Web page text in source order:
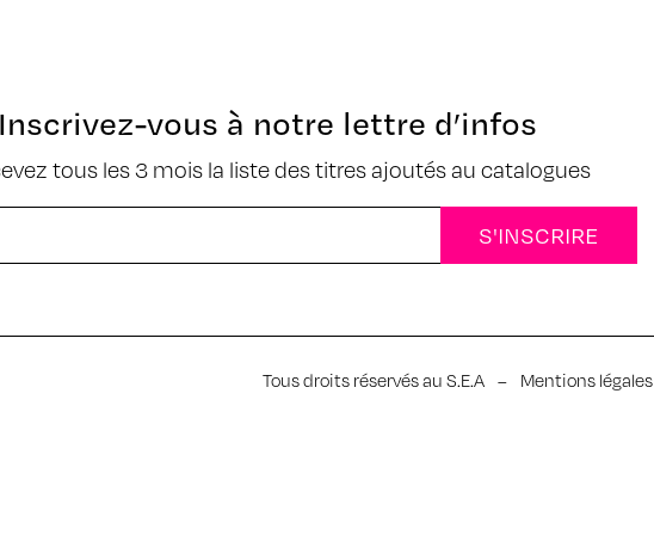
Inscrivez-vous à notre lettre d’infos
tous les 3 mois la liste des titres ajoutés au catalogues
Tous droits réservés au S.E.A – Mentions légales